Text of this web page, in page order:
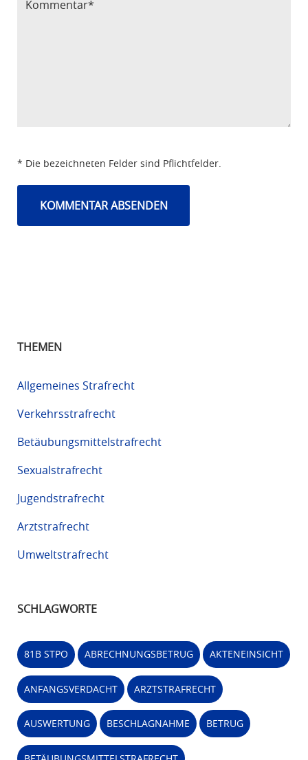
* Die bezeichneten Felder sind Pflichtfelder.
THEMEN
Allgemeines Strafrecht
Verkehrsstrafrecht
Betäubungsmittelstrafrecht
Sexualstrafrecht
Jugendstrafrecht
Arztstrafrecht
Umweltstrafrecht
SCHLAGWORTE
81B STPO ABRECHNUNGSBETRUG AKTENEINSICHT
ANFANGSVERDACHT ARZTSTRAFRECHT
AUSWERTUNG BESCHLAGNAHME BETRUG